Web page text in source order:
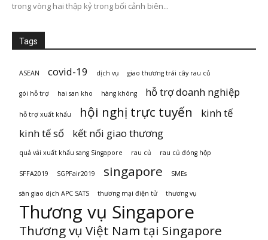
trong vòng hai thập kỷ trong bối cảnh biên...
Tags
ASEAN covid-19 dịch vụ giao thương trái cây rau củ
gói hỗ trợ hai san kho hàng không hỗ trợ doanh nghiệp
hỗ trợ xuất khẩu hội nghị trực tuyến
kinh tế
kinh tế số
kết nối giao thương
quả vải xuất khẩu sang Singapore rau củ rau củ đóng hộp
SFFA2019 SGPFair2019 singapore SMEs
sàn giao dịch APC SATS thương mại điện tử thương vụ
Thương vụ Singapore
Thương vụ Việt Nam tại Singapore